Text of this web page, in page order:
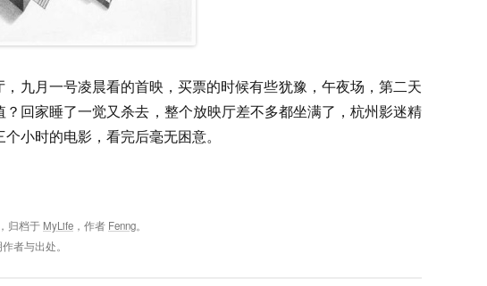
九月一号凌晨看的首映，买票的时候有些犹豫，午夜场，第二天
回家睡了一觉又杀去，整个放映厅差不多都坐满了，杭州影迷精
小时的电影，看完后毫无困意。
，归档于 MyLife ，作者 Fenng。
者与出处。